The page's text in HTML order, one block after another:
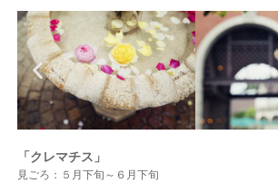
「クレマチス」
見ごろ：５月下旬～６月下旬